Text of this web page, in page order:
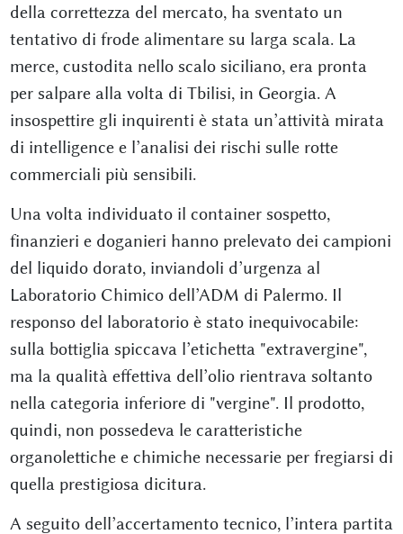
della correttezza del mercato, ha sventato un
tentativo di frode alimentare su larga scala. La
merce, custodita nello scalo siciliano, era pronta
per salpare alla volta di Tbilisi, in Georgia. A
insospettire gli inquirenti è stata un’attività mirata
di intelligence e l’analisi dei rischi sulle rotte
commerciali più sensibili.
Una volta individuato il container sospetto,
finanzieri e doganieri hanno prelevato dei campioni
del liquido dorato, inviandoli d’urgenza al
Laboratorio Chimico dell’ADM di Palermo. Il
responso del laboratorio è stato inequivocabile:
sulla bottiglia spiccava l’etichetta "extravergine",
ma la qualità effettiva dell’olio rientrava soltanto
nella categoria inferiore di "vergine". Il prodotto,
quindi, non possedeva le caratteristiche
organolettiche e chimiche necessarie per fregiarsi di
quella prestigiosa dicitura.
A seguito dell’accertamento tecnico, l’intera partita